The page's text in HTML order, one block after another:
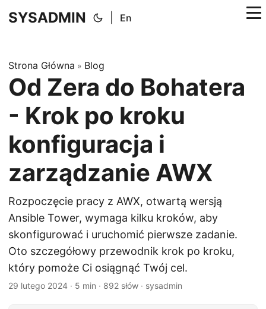
SYSADMIN En
Strona Główna » Blog
Od Zera do Bohatera
- Krok po kroku
konfiguracja i
zarządzanie AWX
Rozpoczęcie pracy z AWX, otwartą wersją
Ansible Tower, wymaga kilku kroków, aby
skonfigurować i uruchomić pierwsze zadanie.
Oto szczegółowy przewodnik krok po kroku,
który pomoże Ci osiągnąć Twój cel.
29 lutego 2024 · 5 min · 892 słów · sysadmin